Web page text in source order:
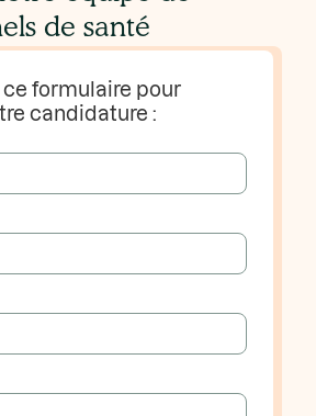
de santé
formulaire pour
candidature :